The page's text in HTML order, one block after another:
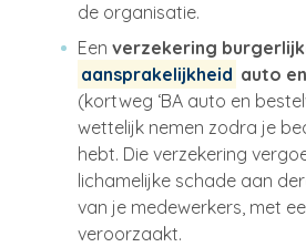
de organisatie.
Een verzekering
aansprakelijkheid auto
(kortweg ‘BA auto en
wettelijk nemen zodra je
hebt. Die verzekering
lichamelijke schade aan
van je medewerkers, met
veroorzaakt.